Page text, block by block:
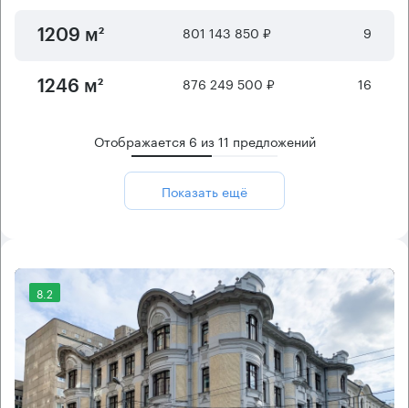
1209 м² 801 143 850 ₽ 9
1246 м² 876 249 500 ₽ 16
Отображается 6 из11 предложений
Показать ещё
8.2